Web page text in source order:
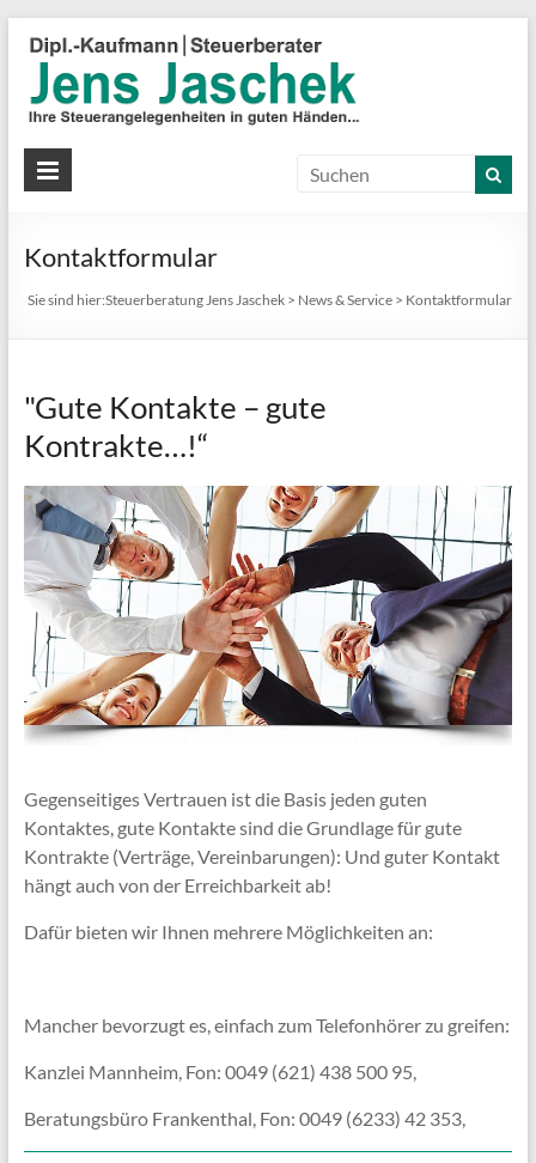
Kontaktformular
Sie sind hier:Steuerberatung Jens Jaschek > News & Service > Kontaktformular
"Gute Kontakte – gute
Kontrakte…!“
Gegenseitiges Vertrauen ist die Basis jeden guten
Kontaktes, gute Kontakte sind die Grundlage für gute
Kontrakte (Verträge, Vereinbarungen): Und guter Kontakt
hängt auch von der Erreichbarkeit ab!
Dafür bieten wir Ihnen mehrere Möglichkeiten an:
Mancher bevorzugt es, einfach zum Telefonhörer zu greifen:
Kanzlei Mannheim, Fon: 0049 (621) 438 500 95,
Beratungsbüro Frankenthal, Fon: 0049 (6233) 42 353,